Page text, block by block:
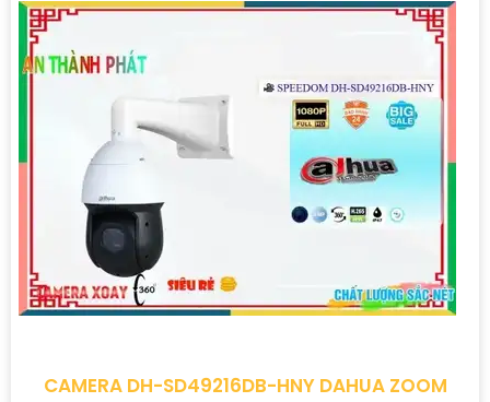
CAMERA DH-SD49216DB-HNY DAHUA ZOOM